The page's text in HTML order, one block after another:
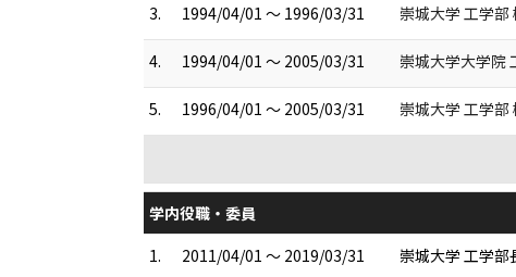
3. 1994/04/01 ～ 1996/03/31 崇城大学 工学部
4. 1994/04/01 ～ 2005/03/31 崇城大学大学院
5. 1996/04/01 ～ 2005/03/31 崇城大学 工学部
学内役職・委員
1.
2011/04/01 ～ 2019/03/31 崇城大学 工学部